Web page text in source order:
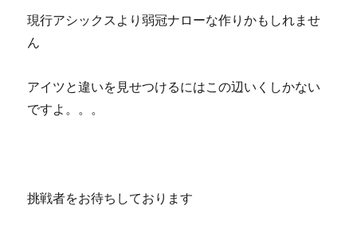
現行アシックスより弱冠ナローな作りかもしれませ
ん
アイツと違いを見せつけるにはこの辺いくしかない
ですよ。。。
挑戦者をお待ちしております